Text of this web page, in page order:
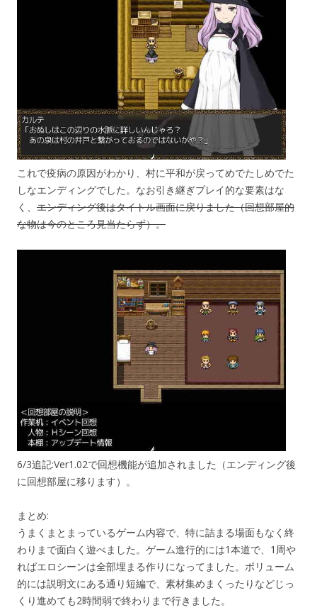
これで疫病の原因がわかり、村に平和が戻ってめでたしめでた
しなエンディングでした。なお引き継ぎプレイ的な要素はな
く、 エンディング後はタイトル画面に戻りました（回想部屋的
な物は今のところ見当たらず）。
6/3追記:Ver1.02で回想機能が追加されました（エンディング後
に回想部屋に移ります）。
まとめ:
うまくまとまっているゲーム内容で、特に詰まる場面もなく終
わりまで面白く遊べました。ゲーム進行的には1本道で、1周や
ればエロシーンは全部埋まる作りになってました。ボリューム
的には説明文にある通り短編で、素材集めまくったりなどじっ
くり進めても2時間弱で終わりまで行きました。